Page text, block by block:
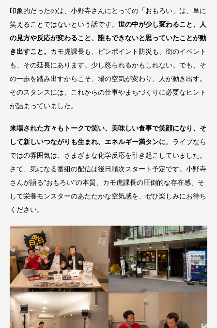
印象的だったのは、小野寺さんにとっての「おもろい」は、単に
笑えることではないという話です。 世の中が少し変わること、人
の見方や反応が変わること、誰もできないと思っていたことが動
き出すこと。 カモ虎課長も、ピンポイント防災も、街のイベント
も、その延長にあります。少し怒られるかもしれない。でも、そ
の一歩を踏み出すからこそ、場の空気が変わり、人が動き出す。
そのスタンスには、これからの仕事やまちづくりに必要なヒント
が詰まっていました。
来場された方々もトークで笑い、美味しい食事で笑顔になり、そ
して新しいつながりも生まれ、エネルギー満タンに。ライブなら
ではの雰囲気は、さまざまな化学反応を引き起こしていました。
さて、気になる番組の配信は後日順次スタート予定です。小野寺
さんが語る“おもろい”の本質、カモ虎課長の圧倒的な存在感、そ
して栄養モンスターのあたたかな空気感を、ぜひ楽しみにお待ち
ください。